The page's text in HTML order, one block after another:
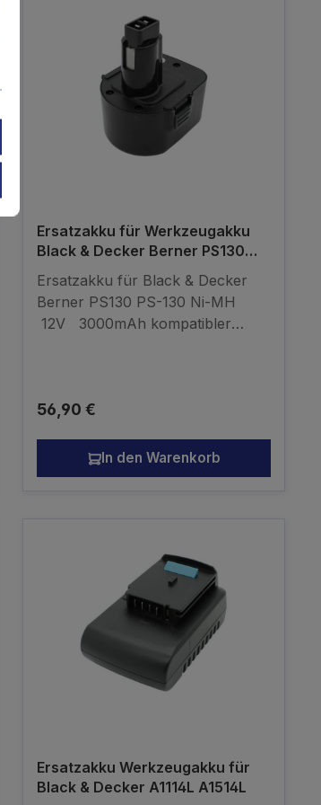
Ersatzakku für Werkzeugakku
Black & Decker Berner PS130
PS-130 3Ah
Ersatzakku für Black & Decker
Berner PS130 PS-130 Ni-MH
12V 3000mAh kompatibler
Regulärer Preis:
56,90 €
In den Warenkorb
Ersatzakku Werkzeugakku für
Black & Decker A1114L A1514L